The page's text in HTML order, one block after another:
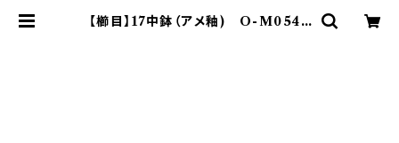
【櫛目】17中鉢（アメ釉) O-M0540